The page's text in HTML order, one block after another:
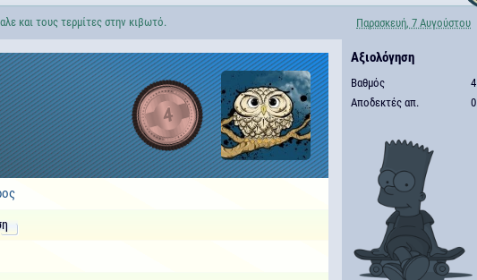
και τους τερμίτες στην κιβωτό. Παρασκευή, 7 Αυγούστου
4
Αξιολόγηση
Βαθμός
4
Αποδεκτές απ.
0